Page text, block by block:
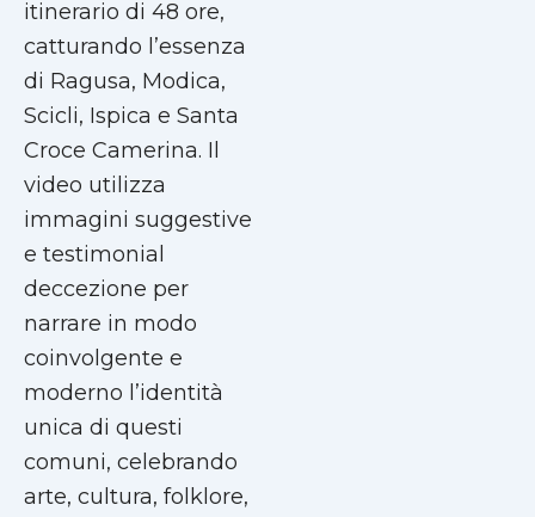
itinerario di 48 ore,
catturando l’essenza
di Ragusa, Modica,
Scicli, Ispica e Santa
Croce Camerina. Il
video utilizza
immagini suggestive
e testimonial
deccezione per
narrare in modo
coinvolgente e
moderno l’identità
unica di questi
comuni, celebrando
arte, cultura, folklore,